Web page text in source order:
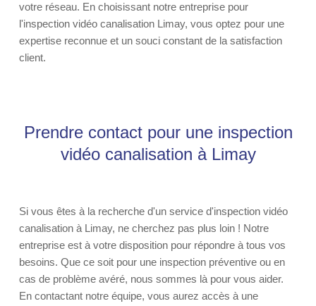
votre réseau. En choisissant notre entreprise pour
l'inspection vidéo canalisation Limay, vous optez pour une
expertise reconnue et un souci constant de la satisfaction
client.
Prendre contact pour une inspection
vidéo canalisation à Limay
Si vous êtes à la recherche d'un service d'inspection vidéo
canalisation à Limay, ne cherchez pas plus loin ! Notre
entreprise est à votre disposition pour répondre à tous vos
besoins. Que ce soit pour une inspection préventive ou en
cas de problème avéré, nous sommes là pour vous aider.
En contactant notre équipe, vous aurez accès à une